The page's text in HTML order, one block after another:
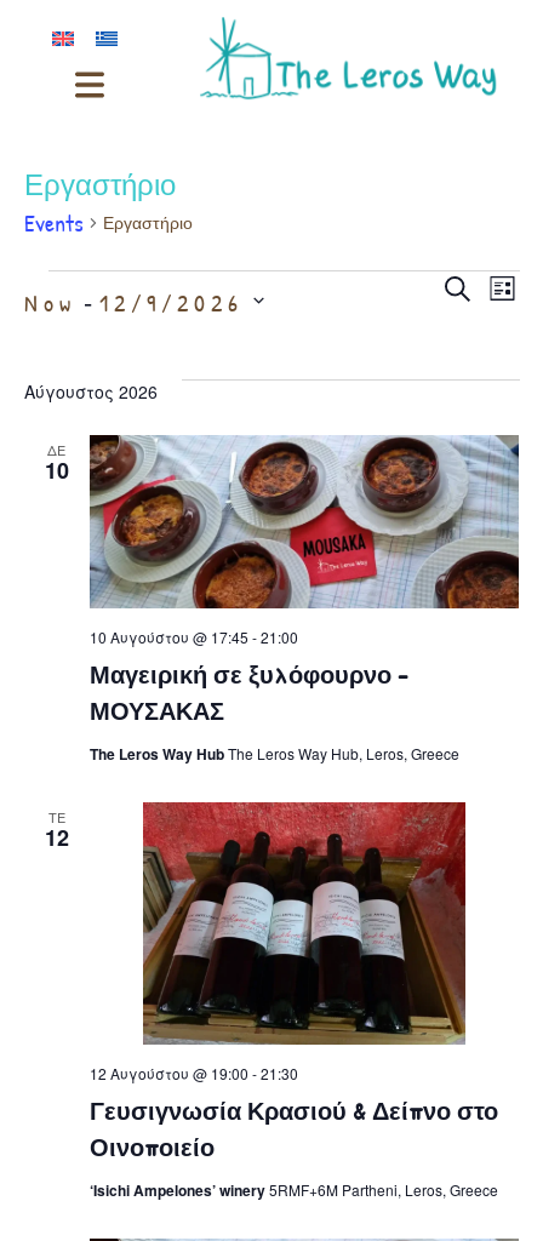
Εργαστήριο
Events Εργαστήριο
and
Search List
Now - 12/9/2026
Select
date.
Αύγουστος 2026
ΔΕ
10
Μαγειρική σε ξυλόφουρνο –
ΜΟΥΣΑΚΑΣ
10 Αυγούστου @ 17:45 -21:00
The Leros Way HubThe Leros Way Hub, Leros, Greece
ΤΕ
12
Γευσιγνωσία Κρασιού & Δείπνο στο
Οινοποιείο
12 Αυγούστου @ 19:00 -21:30
‘Isichi Ampelones’ winery5RMF+6M Partheni, Leros, Greece